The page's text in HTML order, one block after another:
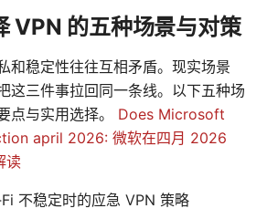
VPN 的五种场景与对策
和稳定性往往互相矛盾。现实场景
这三件事拉回同一条线。以下五种场
点与实用选择。 Does Microsoft
april 2026: 微软在四月 2026
读
不稳定时的应急 VPN 策略